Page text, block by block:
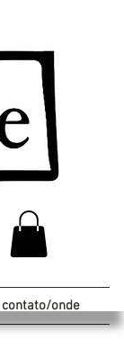
contato/onde